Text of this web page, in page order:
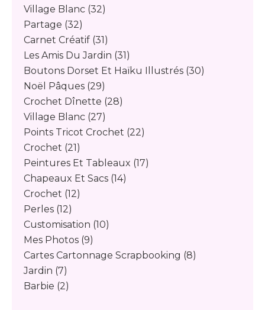
Village Blanc (32)
Partage (32)
Carnet Créatif (31)
Les Amis Du Jardin (31)
Boutons Dorset Et Haïku Illustrés (30)
Noël Pâques (29)
Crochet Dînette (28)
Village Blanc (27)
Points Tricot Crochet (22)
Crochet (21)
Peintures Et Tableaux (17)
Chapeaux Et Sacs (14)
Crochet (12)
Perles (12)
Customisation (10)
Mes Photos (9)
Cartes Cartonnage Scrapbooking (8)
Jardin (7)
Barbie (2)